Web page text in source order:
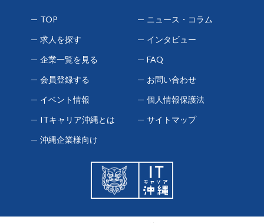
TOP
求人を探す
企業一覧を見る
会員登録する
イベント情報
ITキャリア沖縄とは
沖縄企業様向け
ニュース・コラム
インタビュー
FAQ
お問い合わせ
個人情報保護法
サイトマップ